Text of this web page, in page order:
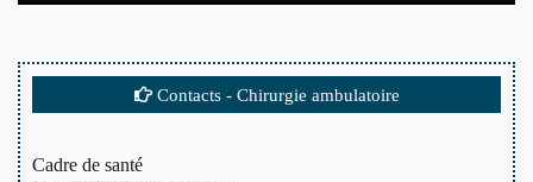
Contacts - Chirurgie ambulatoire
Cadre de santé